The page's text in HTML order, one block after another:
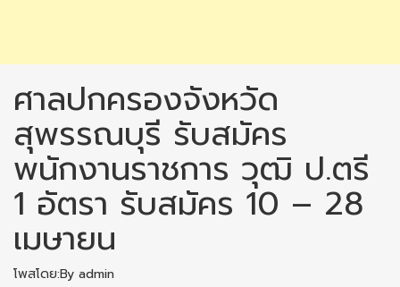
ศาลปกครองจังหวัด
สุพรรณบุรี รับสมัคร
พนักงานราชการ วุฒิ ป.ตรี
1 อัตรา รับสมัคร 10 – 28
เมษายน
โพสโดย:By admin